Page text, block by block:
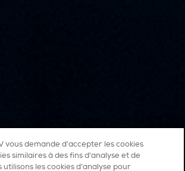
vous demande d'accepter les cookies
similaires à des fins d'analyse et de
les cookies d’analyse pour